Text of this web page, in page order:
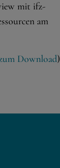
mit ifz-
am
Download)